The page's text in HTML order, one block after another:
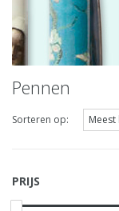
Pennen
Sorteren op:
PRIJS